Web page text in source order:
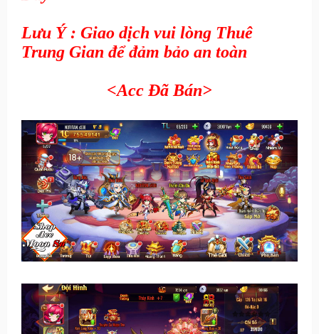
Lưu Ý : Giao dịch vui lòng Thuê
Trung Gian để đảm bảo an toàn
<Acc Đã Bán>